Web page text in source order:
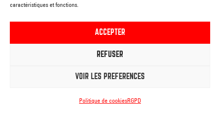
caractéristiques et fonctions.
ACCEPTER
REFUSER
VOIR LES PRÉFÉRENCES
Politique de cookiesRGPD
Rue de France, 20-
22
7800 Ath
CINEMA L’ECRAN
Rue du